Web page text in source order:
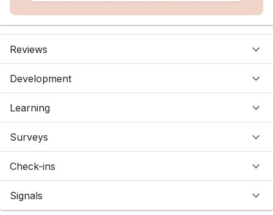
Reviews
Development
Learning
Surveys
Check-ins
Signals